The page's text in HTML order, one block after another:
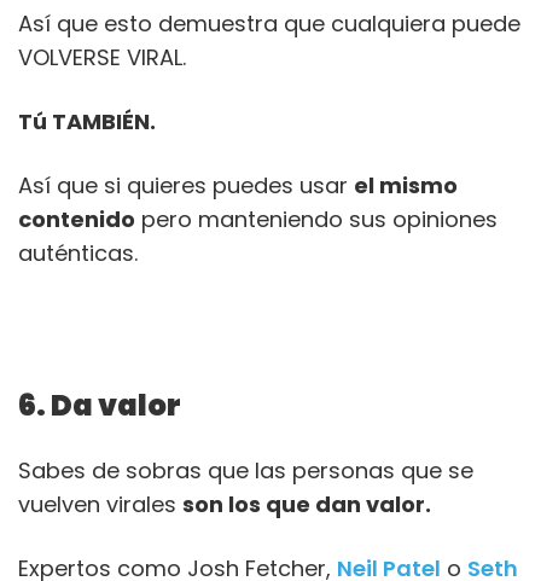
Así que esto demuestra que cualquiera puede
VOLVERSE VIRAL.
Tú TAMBIÉN.
Así que si quieres puedes usar el mismo
contenido pero manteniendo sus opiniones
auténticas.
6. Da valor
Sabes de sobras que las personas que se
vuelven virales son los que dan valor.
Expertos como Josh Fetcher, Neil Patel o Seth